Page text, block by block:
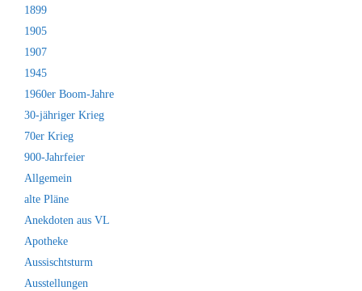
1899
1905
1907
1945
1960er Boom-Jahre
30-jähriger Krieg
70er Krieg
900-Jahrfeier
Allgemein
alte Pläne
Anekdoten aus VL
Apotheke
Aussischtsturm
Ausstellungen